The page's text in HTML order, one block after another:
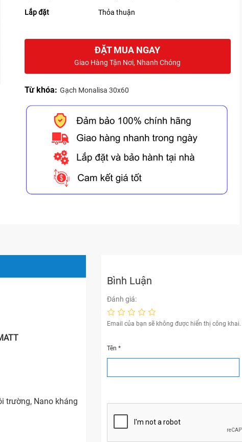
Lắp đặt Thỏa thuận
ĐẶT MUA NGAY
Giao Hàng Tận Nơi, Nhanh Chóng
Từ khóa: Gạch Monalisa 30x60
trường, Nano kháng
Bình Luận
Đánh giá:
Email của bạn sẽ không được hiển thị công khai.
Tên*